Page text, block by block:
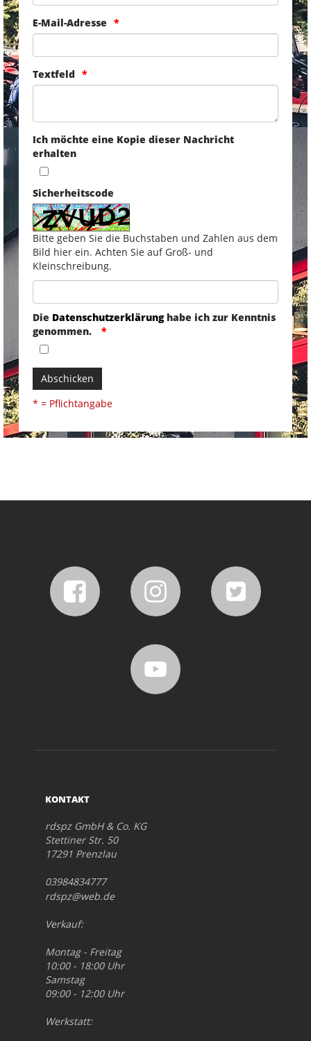
E-Mail-Adresse
Textfeld
Ich möchte eine Kopie dieser Nachricht
erhalten
Sicherheitscode
Bitte geben Sie die Buchstaben und Zahlen aus dem
Bild hier ein. Achten Sie auf Groß- und
Kleinschreibung.
Die Datenschutzerklärunghabe ich zur Kenntnis
genommen.
Abschicken
* = Pflichtangabe
KONTAKT
rdspz GmbH & Co. KG
Stettiner Str. 50
17291 Prenzlau
03984834777
rdspz@web.de
Verkauf:
Montag - Freitag
10:00 - 18:00 Uhr
Samstag
09:00 - 12:00 Uhr
Werkstatt: